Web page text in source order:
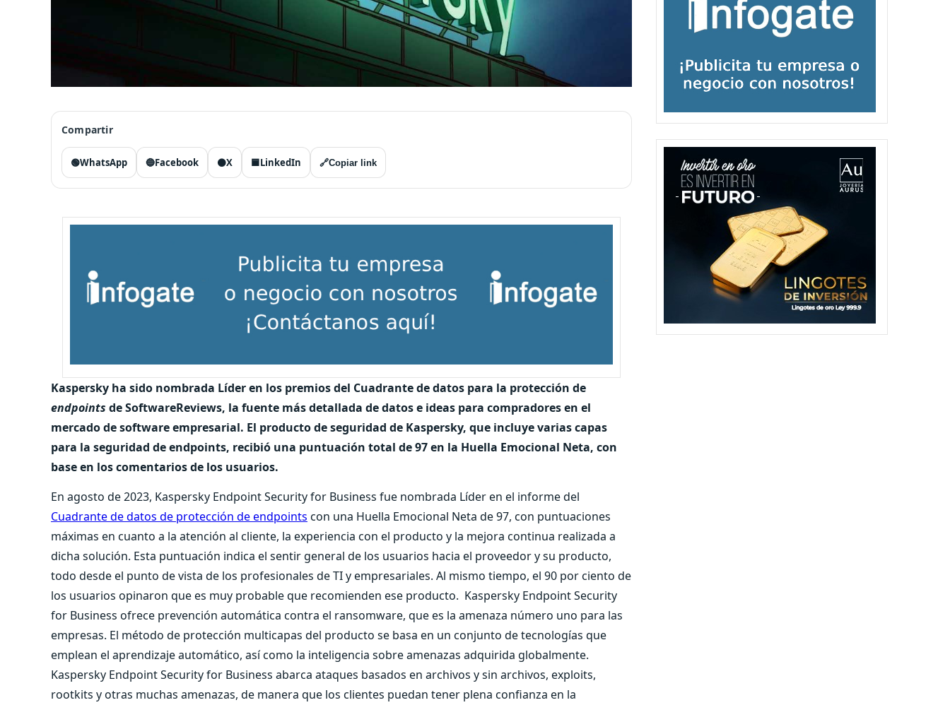
Compartir
🟢WhatsApp 🔵Facebook ⚫X 🟦LinkedIn 🔗Copiar link
Kaspersky ha sido nombrada Líder en los premiosdel Cuadrante de datos para la protección de
endpoints de SoftwareReviews, la fuente más detallada de datos e ideas para compradores en el
mercado de software empresarial. El producto de seguridad de Kaspersky, que incluye varias capas
para la seguridad de endpoints, recibió una puntuación total de 97 en la Huella Emocional Neta, con
base en los comentarios de los usuarios.
En agosto de 2023, Kaspersky Endpoint Security for Business fue nombrada Líder en el informe del
Cuadrante de datos de protección de endpoints con una Huella Emocional Neta de 97, con puntuaciones
máximas en cuanto a la atención al cliente, la experiencia con el producto y la mejora continua realizada a
dicha solución. Esta puntuación indica el sentir general de los usuarios hacia el proveedor y su producto,
todo desde el punto de vista de los profesionales de TI y empresariales. Al mismo tiempo, el 90 por ciento de
los usuarios opinaron que es muy probable que recomienden ese producto. Kaspersky Endpoint Security
for Business ofrece prevención automática contra el ransomware, que es la amenaza número uno para las
empresas. El método de protección multicapas del producto se basa en un conjunto de tecnologías que
emplean el aprendizaje automático, así como la inteligencia sobre amenazas adquirida globalmente.
Kaspersky Endpoint Security for Business abarca ataques basados en archivos y sin archivos, exploits,
rootkits y otras muchas amenazas, de manera que los clientes puedan tener plena confianza en la